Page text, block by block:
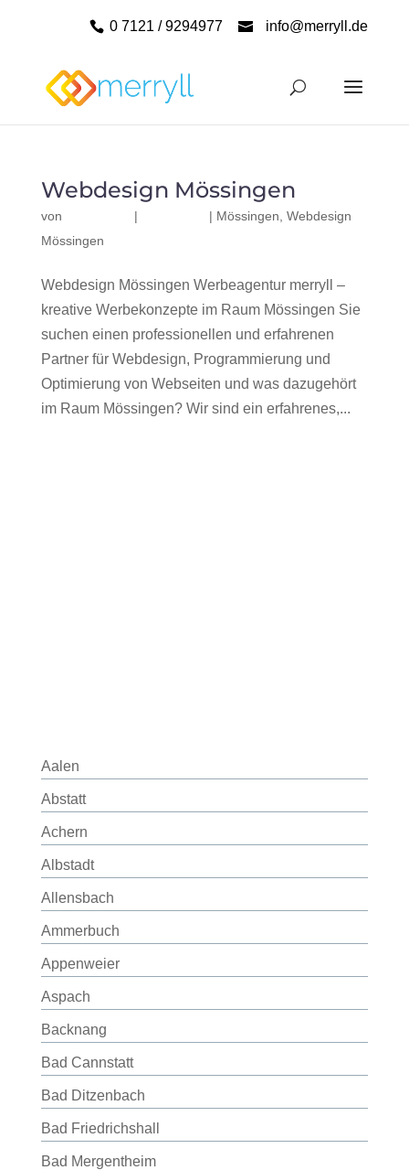
0 7121 / 9294977 info@merryll.de
Webdesign Mössingen
von | | Mössingen Webdesign
Mössingen
Webdesign Mössingen Werbeagentur merryll –
kreative Werbekonzepte im Raum Mössingen Sie
suchen einen professionellen und erfahrenen
Partner für Webdesign, Programmierung und
Optimierung von Webseiten und was dazugehört
im Raum Mössingen? Wir sind ein erfahrenes,...
Aalen
Abstatt
Achern
Albstadt
Allensbach
Ammerbuch
Appenweier
Aspach
Backnang
Bad Cannstatt
Bad Ditzenbach
Bad Friedrichshall
Bad Mergentheim